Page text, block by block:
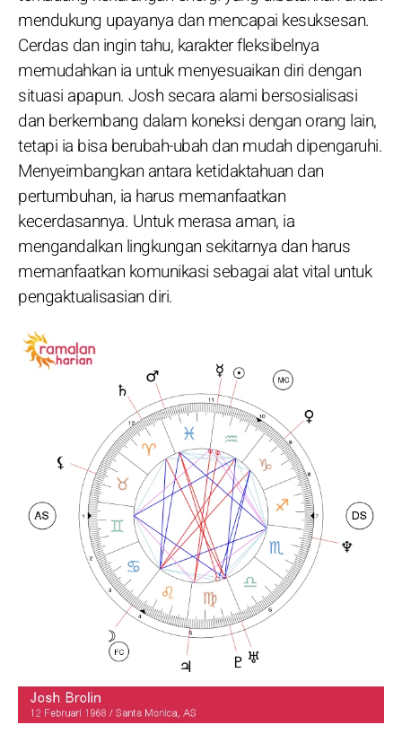
mendukung upayanya dan mencapai kesuksesan.
Cerdas dan ingin tahu, karakter fleksibelnya
memudahkan ia untuk menyesuaikan diri dengan
situasi apapun. Josh secara alami bersosialisasi
dan berkembang dalam koneksi dengan orang lain,
tetapi ia bisa berubah-ubah dan mudah dipengaruhi.
Menyeimbangkan antara ketidaktahuan dan
pertumbuhan, ia harus memanfaatkan
kecerdasannya. Untuk merasa aman, ia
mengandalkan lingkungan sekitarnya dan harus
memanfaatkan komunikasi sebagai alat vital untuk
pengaktualisasian diri.